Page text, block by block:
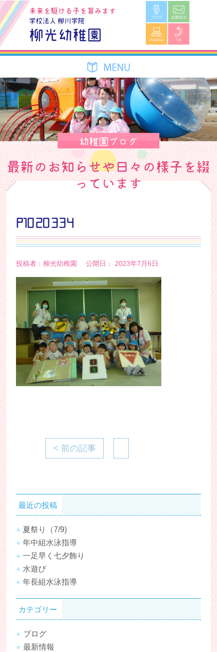
学校法人 柳川学院
柳光幼稚園
未来を駆ける子を育みます ブログ
SiteMap
幼稚園ブログ
最新のお知らせや日々の様子を綴
っています
P1020334
投稿者：柳光幼稚園 公開日： 2023年7月6日
< 前の記事
最近の投稿
夏祭り（7/9)
年中組水泳指導
一足早く七夕飾り
水遊び
年長組水泳指導
カテゴリー
ブログ
最新情報